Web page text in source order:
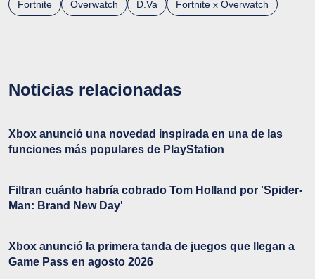
Fortnite Overwatch D.Va Fortnite x Overwatch
Noticias relacionadas
Xbox anunció una novedad inspirada en una de las
funciones más populares de PlayStation
Filtran cuánto habría cobrado Tom Holland por 'Spider-
Man: Brand New Day'
Xbox anunció la primera tanda de juegos que llegan a
Game Pass en agosto 2026